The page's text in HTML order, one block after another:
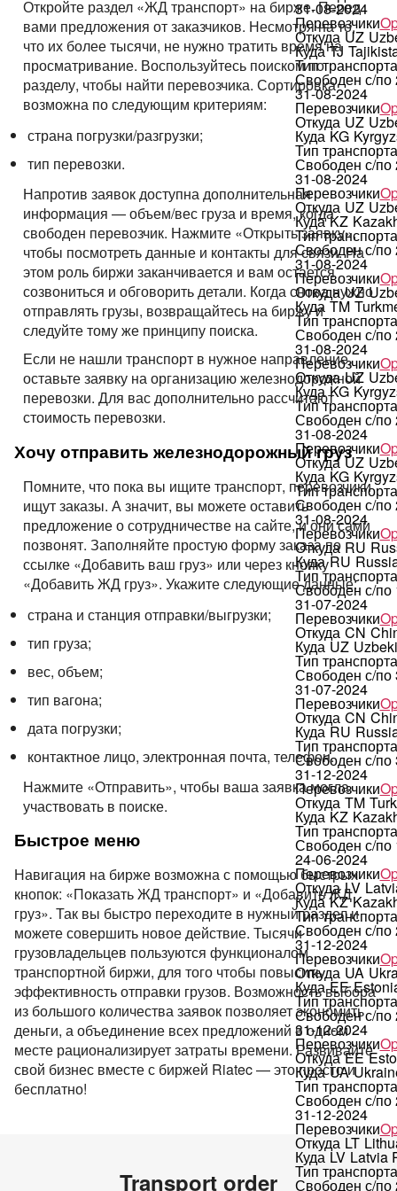
31-08-2024
Перевозчики
Откуда UZ
Куда TJ
Тип транспорта
Свободен с/по
31-08-2024
Перевозчики
Откуда UZ
Куда KG
Тип транспорта
Свободен с/по
31-08-2024
Перевозчики
Откуда UZ
Куда KZ
Тип транспорта
Свободен с/по
31-08-2024
Перевозчики
Откуда UZ
Куда TM
Тип транспорта
Свободен с/по
31-08-2024
Перевозчики
Откуда UZ
Куда KG
Тип транспорта
Свободен с/по
31-08-2024
Перевозчики
Откуда UZ
Куда KG
Тип транспорта
Свободен с/по
31-08-2024
Перевозчики
Откуда RU
Куда RU
Тип транспорта
Свободен с/по
31-07-2024
Перевозчики
Откуда CN
Куда UZ
Тип транспорта
Свободен с/по
31-07-2024
Перевозчики
Откуда CN
Куда RU
Тип транспорта
Свободен с/по
31-12-2024
Перевозчики
Откуда TM
Куда KZ
Тип транспорта
Свободен с/по
24-06-2024
Перевозчики
Откуда LV
Куда KZ
Тип транспорта
Свободен с/по
31-12-2024
Перевозчики
Откуда UA
Куда EE
Тип транспорта
Свободен с/по
31-12-2024
Перевозчики
Откуда EE
Куда UA
Тип транспорта
Свободен с/по
31-12-2024
Перевозчики
Откуда LT
Куда LV Latvia
Тип транспорта
Свободен с/по
Откройте раздел «ЖД транспорт» на бирже. Перед
вами предложения от заказчиков. Несмотря на то,
что их более тысячи, не нужно тратить время на
просматривание. Воспользуйтесь поиском по
разделу, чтобы найти перевозчика. Сортировка
возможна по следующим критериям:
страна погрузки/разгрузки;
тип перевозки.
Напротив заявок доступна дополнительная
информация — объем/вес груза и время, когда
свободен перевозчик. Нажмите «Открыть заявку»,
чтобы посмотреть данные и контакты для связи. На
этом роль биржи заканчивается и вам остается
созвониться и обговорить детали. Когда снова нужно
отправлять грузы, возвращайтесь на биржу и
следуйте тому же принципу поиска.
Если не нашли транспорт в нужное направление,
оставьте заявку на организацию железнодорожной
перевозки. Для вас дополнительно рассчитают
стоимость перевозки.
Хочу отправить железнодорожный груз
Помните, что пока вы ищите транспорт, перевозчики
ищут заказы. А значит, вы можете оставить
предложение о сотрудничестве на сайте, и они сами
позвонят. Заполняйте простую форму заказа по
ссылке «Добавить ваш груз» или через кнопку
«Добавить ЖД груз». Укажите следующие данные:
страна и станция отправки/выгрузки;
тип груза;
вес, объем;
тип вагона;
дата погрузки;
контактное лицо, электронная почта, телефон.
Нажмите «Отправить», чтобы ваша заявка могла
участвовать в поиске.
Быстрое меню
Навигация на бирже возможна с помощью быстрых
кнопок: «Показать ЖД транспорт» и «Добавить ЖД
груз». Так вы быстро переходите в нужный раздел и
можете совершить новое действие. Тысячи
грузовладельцев пользуются функционалом
транспортной биржи, для того чтобы повысить
эффективность отправки грузов. Возможность выбора
из большого количества заявок позволяет экономить
деньги, а объединение всех предложений в одном
месте рационализирует затраты времени. Развивайте
свой бизнес вместе с биржей Riatec — это просто и
бесплатно!
Transport order